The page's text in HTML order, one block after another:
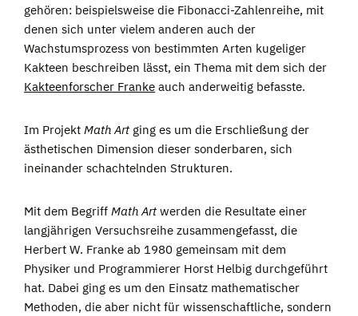
gehören: beispielsweise die Fibonacci-Zahlenreihe, mit
denen sich unter vielem anderen auch der
Wachstumsprozess von bestimmten Arten kugeliger
Kakteen beschreiben lässt, ein Thema mit dem sich der
Kakteenforscher Franke auch anderweitig befasste.
Im Projekt Math Art ging es um die Erschließung der
ästhetischen Dimension dieser sonderbaren, sich
ineinander schachtelnden Strukturen.
Mit dem Begriff Math Art werden die Resultate einer
langjährigen Versuchsreihe zusammengefasst, die
Herbert W. Franke ab 1980 gemeinsam mit dem
Physiker und Programmierer Horst Helbig durchgeführt
hat. Dabei ging es um den Einsatz mathematischer
Methoden, die aber nicht für wissenschaftliche, sondern